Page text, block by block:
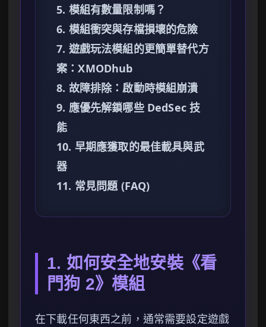
5. 模組有數量限制嗎？
6. 模組衝突與存檔損壞的危險
7. 遊戲玩法模組的更簡單替代方
案：XMODhub
8. 故障排除：啟動時模組崩潰
9. 應優先解鎖哪些 DedSec 技
能
10. 早期應獲取的最佳載具與武
器
11. 常見問題 (FAQ)
1. 如何安全地安裝《看
門狗 2》模組
在下載任何東西之前，通常需要設定遊戲